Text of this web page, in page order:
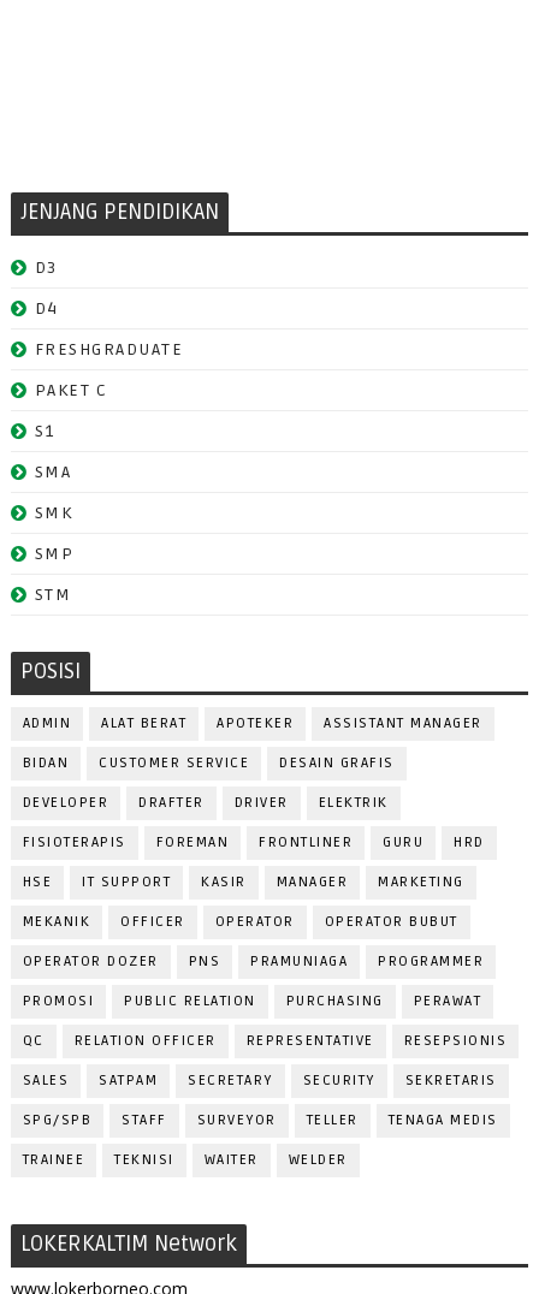
JENJANG PENDIDIKAN
D3
D4
FRESHGRADUATE
PAKET C
S1
SMA
SMK
SMP
STM
POSISI
ADMIN ALAT BERAT APOTEKER ASSISTANT MANAGER
BIDAN CUSTOMER SERVICE DESAIN GRAFIS
DEVELOPER DRAFTER DRIVER ELEKTRIK
FISIOTERAPIS FOREMAN FRONTLINER GURU HRD
HSE IT SUPPORT KASIR MANAGER MARKETING
MEKANIK OFFICER OPERATOR OPERATOR BUBUT
OPERATOR DOZER PNS PRAMUNIAGA PROGRAMMER
PROMOSI PUBLIC RELATION PURCHASING PERAWAT
QC RELATION OFFICER REPRESENTATIVE RESEPSIONIS
SALES SATPAM SECRETARY SECURITY SEKRETARIS
SPG/SPB STAFF SURVEYOR TELLER TENAGA MEDIS
TRAINEE TEKNISI WAITER WELDER
LOKERKALTIM Network
www.lokerborneo.com